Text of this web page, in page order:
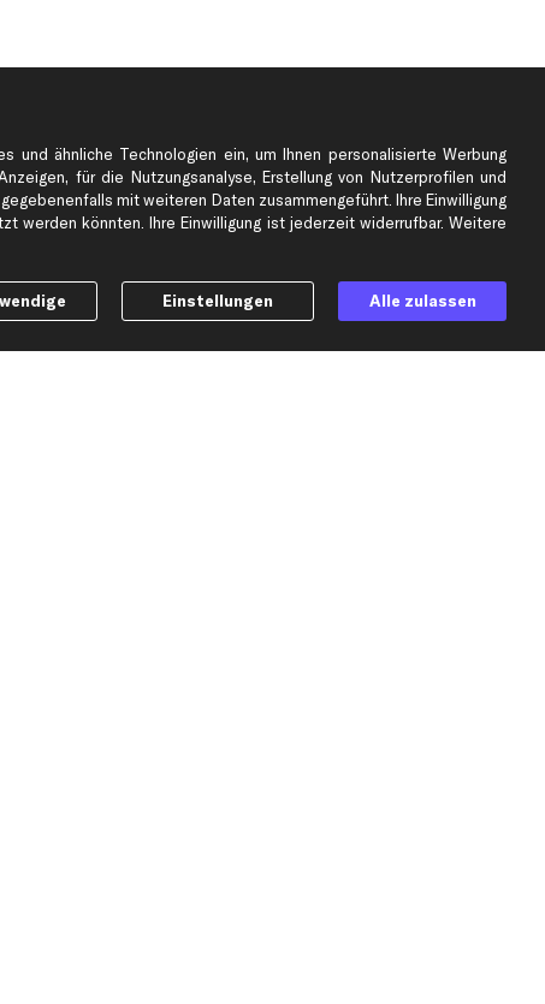
Top Automarken
Ford Ersatzteile
und ähnliche Technologien ein, um Ihnen personalisierte Werbung
für die Nutzungsanalyse, Erstellung von Nutzerprofilen und
mit weiteren Daten zusammengeführt. Ihre Einwilligung
werden könnten. Ihre Einwilligung ist jederzeit widerrufbar. Weitere
Einstellungen Alle zulassen